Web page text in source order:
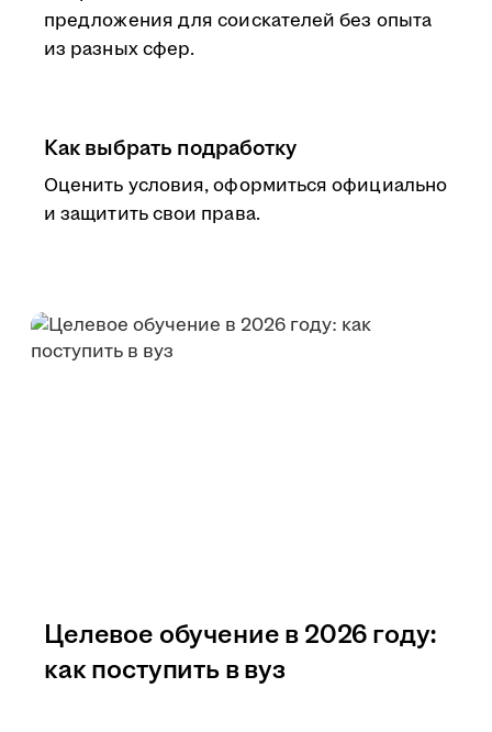
предложения для соискателей без опыта
из разных сфер.
Как выбрать подработку
Оценить условия, оформиться официально
и защитить свои права.
Целевое обучение в 2026 году:
как поступить в вуз